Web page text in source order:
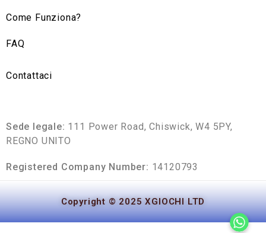
Come Funziona?
FAQ
Contattaci
Sede legale: 111 Power Road, Chiswick, W4 5PY,
REGNO UNITO
Registered Company Number: 14120793
Copyright © 2025 XGIOCHI LTD
W
Whatsapp
W